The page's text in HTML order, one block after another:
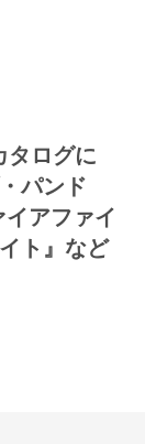
ログに
パンド
アファイ
ト』など